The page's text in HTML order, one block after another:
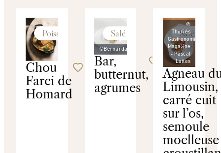
Poissons
Chou
Farci de
Homard
©Bernardaud
Salé
Bar,
butternut,
agrumes
©
Thuriès
Gastronomie
Magazine
- Pascal
Lattes
Salé
Agneau
Limousin,
carré cuit
sur l’os,
semoule